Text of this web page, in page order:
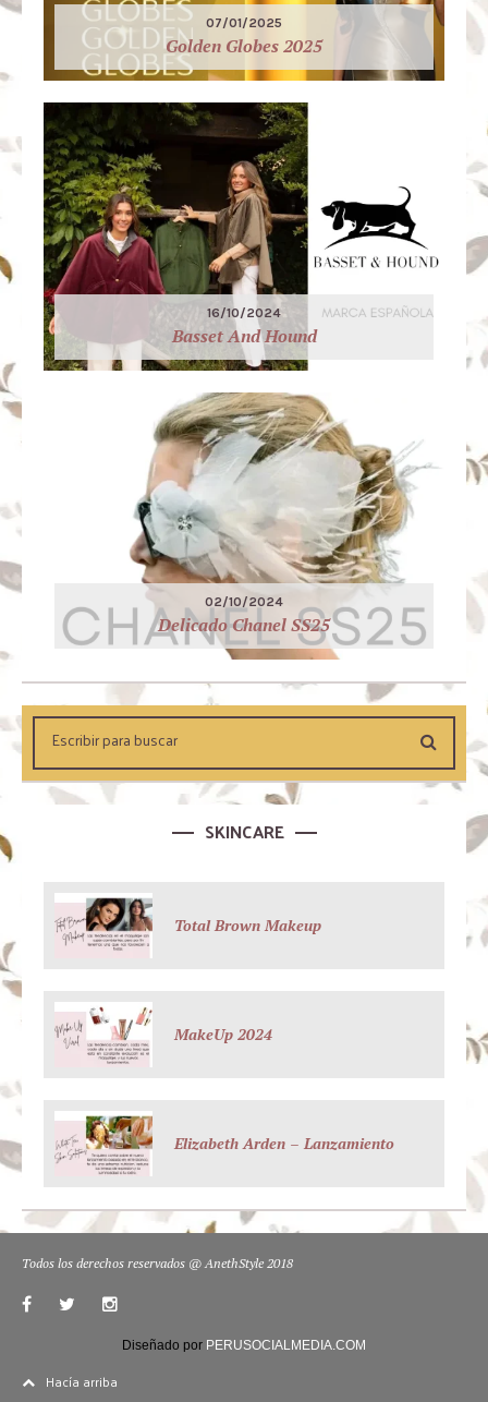
07/01/2025
Golden Globes 2025
16/10/2024
Basset And Hound
02/10/2024
Delicado Chanel SS25
SKINCARE
Total Brown Makeup
MakeUp 2024
Elizabeth Arden – Lanzamiento
Todos los derechos reservados @ AnethStyle 2018
Diseñado por PERUSOCIALMEDIA.COM
Hacía arriba